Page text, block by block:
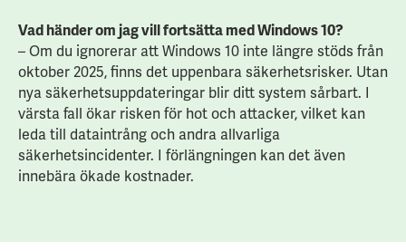
Vad händer om jag vill fortsätta med Windows 10?
– Om du ignorerar att Windows 10 inte längre stöds från
oktober 2025, finns det uppenbara säkerhetsrisker. Utan
nya säkerhetsuppdateringar blir ditt system sårbart. I
värsta fall ökar risken för hot och attacker, vilket kan
leda till dataintrång och andra allvarliga
säkerhetsincidenter. I förlängningen kan det även
innebära ökade kostnader.